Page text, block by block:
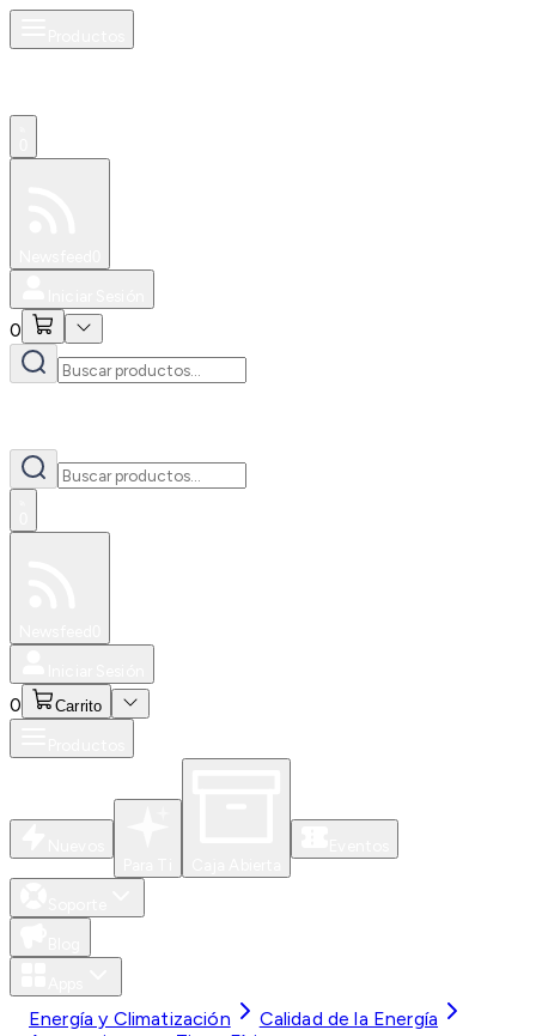
0
0 Carrito
Energía y Climatización
Calidad de la Energía